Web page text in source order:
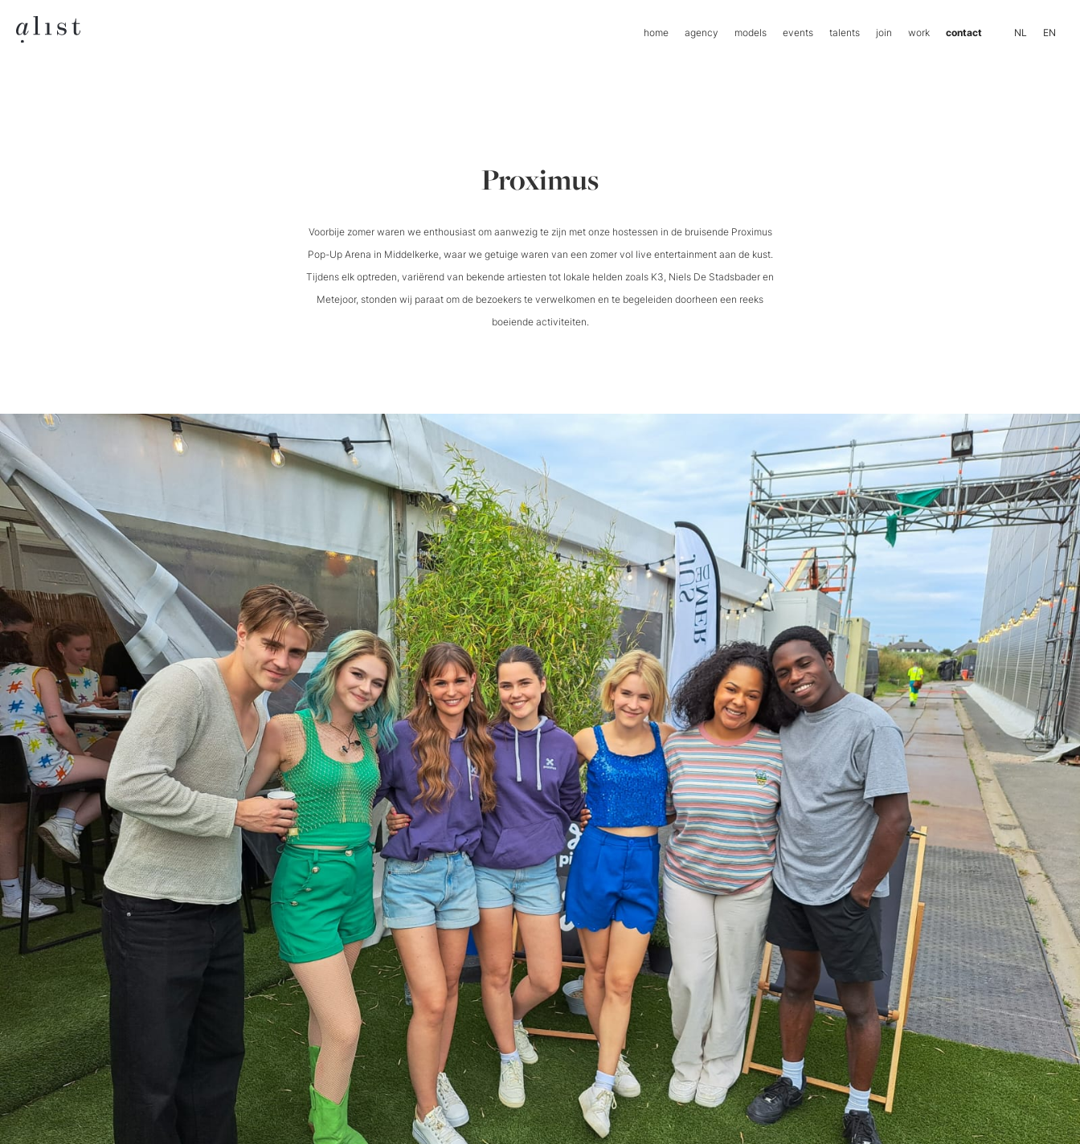
home agency models events talents join work contact NL EN
Proximus
Voorbije zomer waren we enthousiast om aanwezig te zijn met onze hostessen in de bruisende Proximus
Pop-Up Arena in Middelkerke, waar we getuige waren van een zomer vol live entertainment aan de kust.
Tijdens elk optreden, variërend van bekende artiesten tot lokale helden zoals K3, Niels De Stadsbader en
Metejoor, stonden wij paraat om de bezoekers te verwelkomen en te begeleiden doorheen een reeks
boeiende activiteiten.